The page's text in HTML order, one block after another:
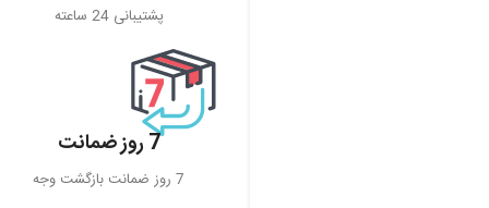
پشتیبانی 24 ساعته
7 روز ضمانت
7 روز ضمانت بازگشت وجه